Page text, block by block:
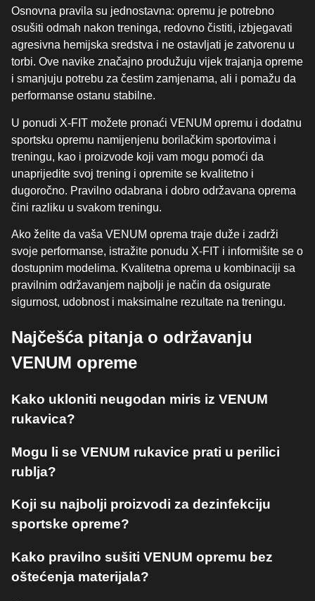
Osnovna pravila su jednostavna: opremu je potrebno
osušiti odmah nakon treninga, redovno čistiti, izbjegavati
agresivna hemijska sredstva i ne ostavljati je zatvorenu u
torbi. Ove navike značajno produžuju vijek trajanja opreme
i smanjuju potrebu za čestim zamjenama, ali i pomažu da
performanse ostanu stabilne.
U ponudi X-FIT možete pronaći VENUM opremu i dodatnu
sportsku opremu namijenjenu borilačkim sportovima i
treningu, kao i proizvode koji vam mogu pomoći da
unaprijedite svoj trening i opremite se kvalitetno i
dugoročno. Pravilno odabrana i dobro održavana oprema
čini razliku u svakom treningu.
Ako želite da vaša VENUM oprema traje duže i zadrži
svoje performanse, istražite ponudu X-FIT i informišite se o
dostupnim modelima. Kvalitetna oprema u kombinaciji sa
pravilnim održavanjem najbolji je način da osigurate
sigurnost, udobnost i maksimalne rezultate na treningu.
Najčešća pitanja o održavanju
VENUM opreme
Kako ukloniti neugodan miris iz VENUM
rukavica?
Mogu li se VENUM rukavice prati u perilici
rublja?
Koji su najbolji proizvodi za dezinfekciju
sportske opreme?
Kako pravilno sušiti VENUM opremu bez
oštećenja materijala?